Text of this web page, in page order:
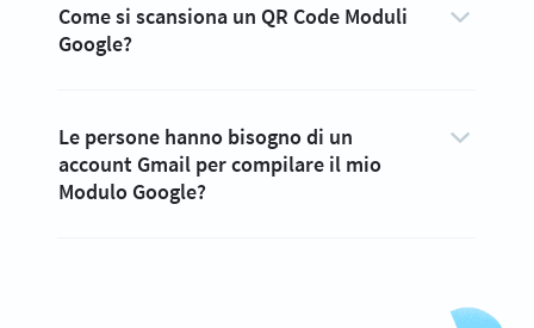
Come si scansiona un QR Code Moduli
Google?
Le persone hanno bisogno di un
account Gmail per compilare il mio
Modulo Google?
Ottimizziamo il modo in cui raccogli le